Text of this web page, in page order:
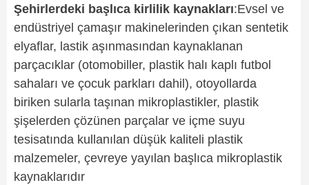
Şehirlerdeki başlıca kirlilik kaynakları:Evsel ve
endüstriyel çamaşır makinelerinden çıkan sentetik
elyaflar, lastik aşınmasından kaynaklanan
parçacıklar (otomobiller, plastik halı kaplı futbol
sahaları ve çocuk parkları dahil), otoyollarda
biriken sularla taşınan mikroplastikler, plastik
şişelerden çözünen parçalar ve içme suyu
tesisatında kullanılan düşük kaliteli plastik
malzemeler, çevreye yayılan başlıca mikroplastik
kaynaklarıdır